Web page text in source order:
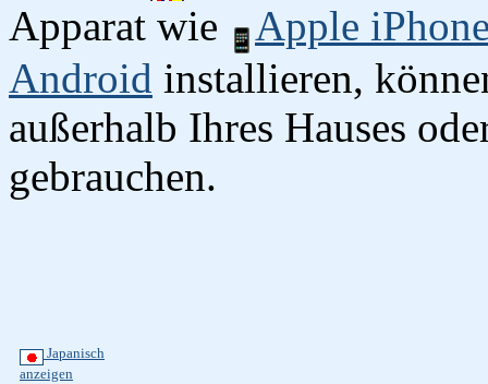
Apparat wie
Apple
Android installieren,
außerhalb Ihres Hauses
gebrauchen.
Japanisch
anzeigen